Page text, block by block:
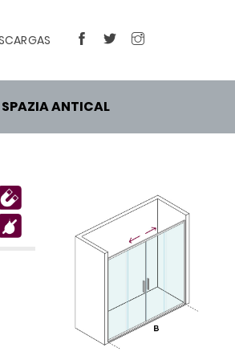
FACEBOOKTWITTER
SPAZIA ANTICAL